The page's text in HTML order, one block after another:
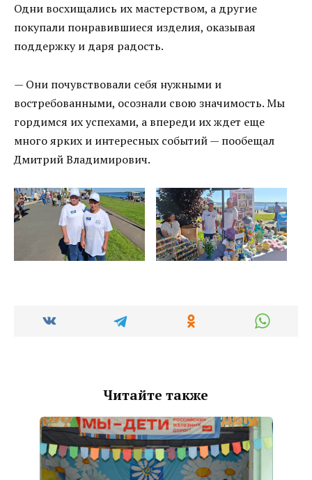
Одни восхищались их мастерством, а другие
покупали понравившиеся изделия, оказывая
поддержку и даря радость.
— Они почувствовали себя нужными и
востребованными, осознали свою значимость. Мы
гордимся их успехами, а впереди их ждет еще
много ярких и интересных событий — пообещал
Дмитрий Владимирович.
Читайте также